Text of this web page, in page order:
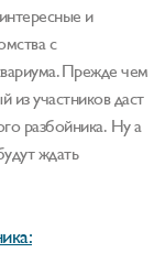
и
с
Прежде чем
из участников даст
разбойника. Ну а
ждать